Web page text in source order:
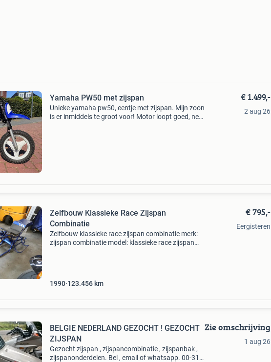
Yamaha PW50 met zijspan
Unieke yamaha pw50, eentje met zijspan. Mijn zoon
is er inmiddels te groot voor! Motor loopt goed, net
€ 1.499,-
2 aug 26
Zelfbouw Klassieke Race Zijspan
Combinatie
Zelfbouw klassieke race zijspan combinatie merk:
zijspan combinatie model: klassieke race zijspan
1990 123.456 km
€ 795,-
Eergisteren
BELGIE NEDERLAND GEZOCHT ! GEZOCHT
ZIJSPAN
Gezocht zijspan , zijspancombinatie , zijspanbak ,
zijspanonderdelen. Bel , email of whatsapp. 00-31-
Zie omschrijving
1 aug 26